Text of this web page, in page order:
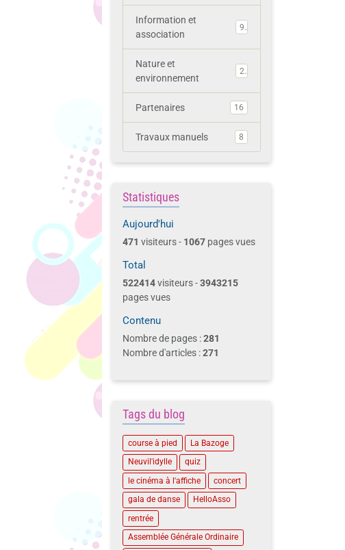
Information et
association
9
Nature et
environnement
2
Partenaires 16
Travaux manuels 8
Statistiques
Aujourd'hui
471 visiteurs - 1067 pages vues
Total
522414visiteurs -3943215
pages vues
Contenu
Nombre de pages :281
Nombre d'articles :271
Tags du blog
course à pied
La Bazoge
Neuvil'idylle
quiz
le cinéma à l'affiche
concert
gala de danse
HelloAsso
rentrée
Assemblée Générale Ordinaire